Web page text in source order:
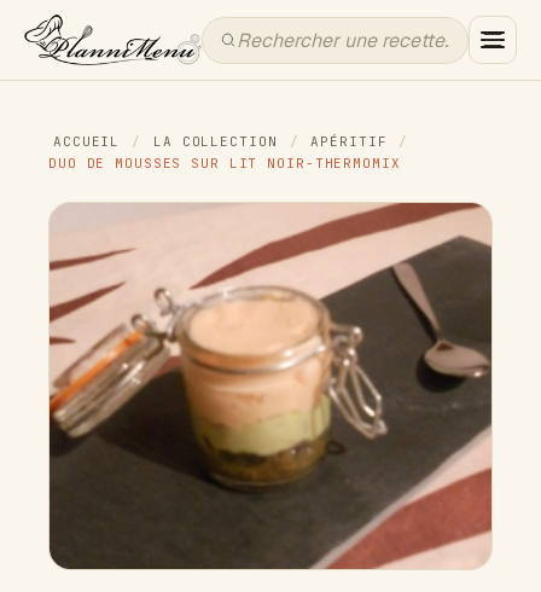
ACCUEIL / LA COLLECTION / APÉRITIF
/
DUO DE MOUSSES SUR LIT NOIR-THERMOMIX